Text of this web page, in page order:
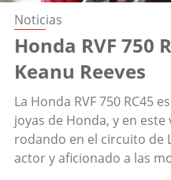
Noticias
Honda RVF 750
Keanu Reeves
La Honda RVF 750 RC45
joyas de Honda, y en
rodando en el circuito de
actor y aficionado a las